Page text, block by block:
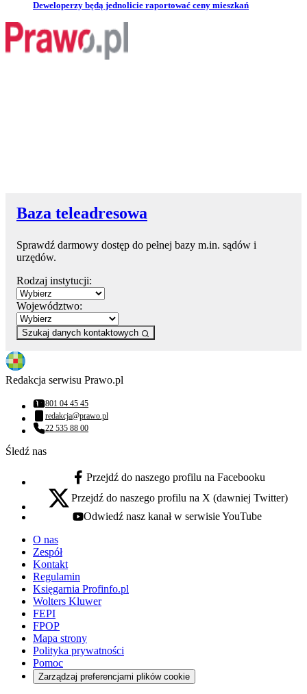
Przejdź do artykułu:
Deweloperzy będą jednolicie raportować ceny mieszkań
Baza teleadresowa
Sprawdź darmowy dostęp do pełnej bazy m.in. sądów i
urzędów.
Rodzaj instytucji:
Województwo:
Szukaj danych kontaktowych
Redakcja serwisu Prawo.pl
Numer telefonu:
801 04 45 45
Adres email:
redakcja@prawo.pl
Numer telefonu:
22 535 88 00
Śledź nas
facebook - otwiera się w nowej karcie
Przejdź do naszego profilu na Facebooku
x - otwiera się w nowej karcie
Przejdź do naszego profilu na X (dawniej Twitter)
youtube - otwiera się w nowej karcie
Odwiedź nasz kanał w serwisie YouTube
O nas
Zespół
Kontakt
Regulamin
Księgarnia Profinfo.pl
Wolters Kluwer
FEPI
FPOP
Mapa strony
Polityka prywatności
Pomoc
Zarządzaj preferencjami plików cookie